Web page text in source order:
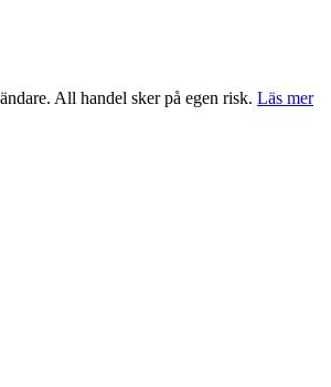
All handel sker på egen risk. Läs mer